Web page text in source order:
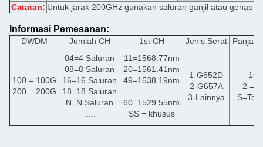
Catatan: Untuk jarak 200GHz gunakan saluran ganjil atau genap.
Informasi Pemesanan:
DWDM Jumlah CH 1st CH Jenis Serat
100 = 100G
200 = 200G
04=4 Saluran
08=8 Saluran
16=16 Saluran
18=18 Saluran
N=N Saluran
.....
11=1568.77nm
20=1561.41nm
49=1538.19nm
.....
60=1529.55nm
SS = khusus
1-G652D
2-G657A
3-Lainnya
2 =